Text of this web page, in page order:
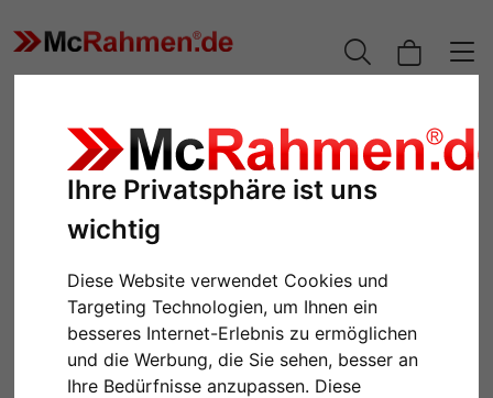
Ihre Privatsphäre ist uns
wichtig
Diese Website verwendet Cookies und
Targeting Technologien, um Ihnen ein
besseres Internet-Erlebnis zu ermöglichen
und die Werbung, die Sie sehen, besser an
Ihre Bedürfnisse anzupassen. Diese
Zurück